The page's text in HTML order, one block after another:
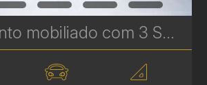
Apartamento mobiliado com 3 Suítes para venda no Artsy - 2 vagas de garagem - Batel | Ref. 1795